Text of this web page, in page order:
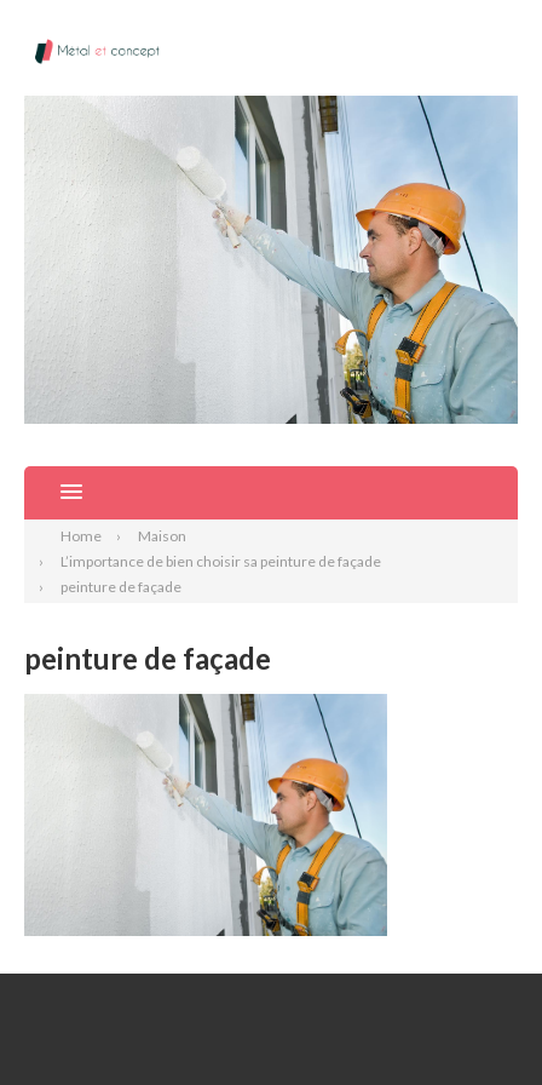
Home
Maison
L’importance de bien choisir sa peinture de façade
peinture de façade
peinture de façade